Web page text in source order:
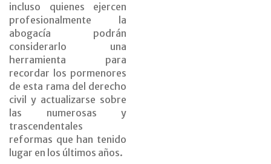
incluso quienes ejercen
profesionalmente la
abogacía podrán
considerarlo una
herramienta para
recordar los pormenores
de esta rama del derecho
civil y actualizarse sobre
las numerosas y
trascendentales
reformas que han tenido
lugar en los últimos años.